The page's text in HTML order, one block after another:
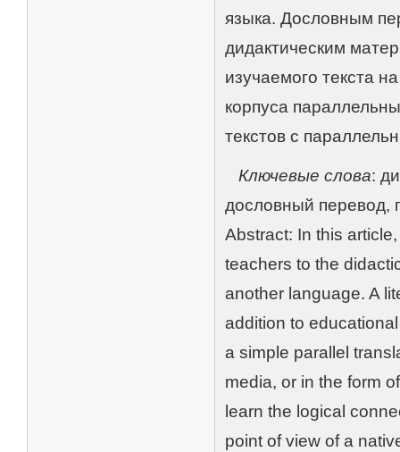
языка. Дословным
дидактическим
изучаемого текста
корпуса
текстов с
Ключевые слова:
дословный перевод,
Abstract: In this
teachers to the
another language. A
addition to
a simple parallel
media, or in the form
learn the logical
point of view of a